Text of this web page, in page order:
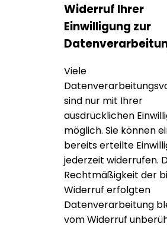
Widerruf Ihrer
Einwilligung zur
Viele
sind nur mit Ihrer
ausdrücklichen
möglich. Sie können
bereits erteilte
jederzeit widerrufen.
Rechtmäßigkeit der
Widerruf erfolgten
Datenverarbeitung
vom Widerruf